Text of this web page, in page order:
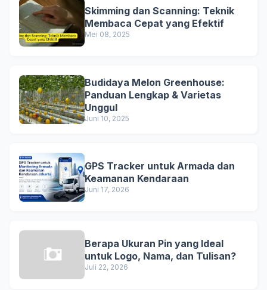
Skimming dan Scanning: Teknik
Membaca Cepat yang Efektif
Mei 08, 2025
Budidaya Melon Greenhouse:
Panduan Lengkap & Varietas
Unggul
Juni 10, 2025
GPS Tracker untuk Armada dan
Keamanan Kendaraan
Juni 17, 2026
Berapa Ukuran Pin yang Ideal
untuk Logo, Nama, dan Tulisan?
Juli 22, 2026